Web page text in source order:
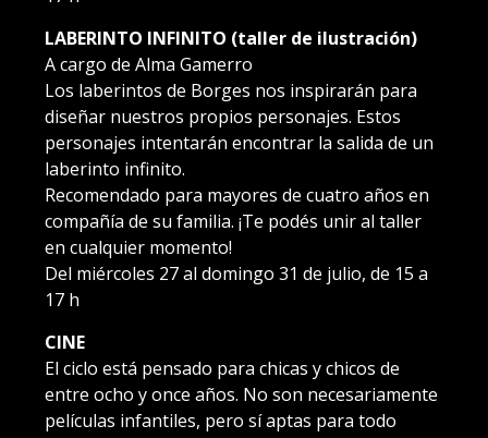
LABERINTO INFINITO (taller de ilustración)
A cargo de Alma Gamerro
Los laberintos de Borges nos inspirarán para
diseñar nuestros propios personajes. Estos
personajes intentarán encontrar la salida de un
laberinto infinito.
Recomendado para mayores de cuatro años en
compañía de su familia. ¡Te podés unir al taller
en cualquier momento!
Del miércoles 27 al domingo 31 de julio, de 15 a
17 h
CINE
El ciclo está pensado para chicas y chicos de
entre ocho y once años. No son necesariamente
películas infantiles, pero sí aptas para todo